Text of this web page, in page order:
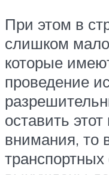
При этом в
слишком
которые
проведение
оставить
внимания, то
транспортных